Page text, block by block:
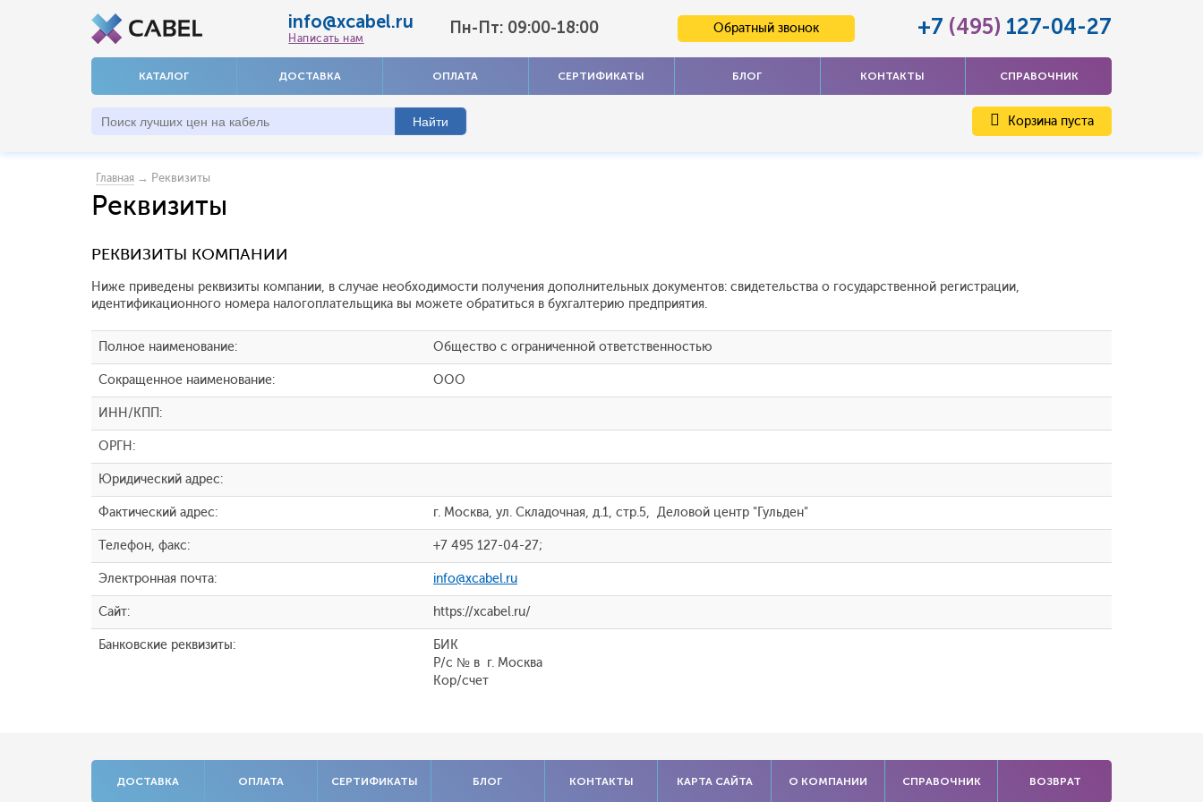
info@xcabel.ru
Написать нам
Пн-Пт: 09:00-18:00 Обратный звонок +7 (495) 127-04-27
КАТАЛОГ ДОСТАВКА ОПЛАТА СЕРТИФИКАТЫ БЛОГ КОНТАКТЫ СПРАВОЧНИК
Корзина пуста
Главная → Реквизиты
Реквизиты
РЕКВИЗИТЫ КОМПАНИИ
Ниже приведены реквизиты компании, в случае необходимости получения дополнительных документов: свидетельства о государственной регистрации,
идентификационного номера налогоплательщика вы можете обратиться в бухгалтерию предприятия.
Полное наименование: Общество с ограниченной ответственностью
Сокращенное наименование: ООО
ИНН/КПП:
ОРГН:
Юридический адрес:
Фактический адрес: г. Москва, ул. Складочная, д.1, стр.5, Деловой центр "Гульден"
Телефон, факс: +7 495 127-04-27;
Электронная почта: info@xcabel.ru
Сайт: https://xcabel.ru/
Банковские реквизиты:
БИК
Р/с № в г. Москва
Кор/счет
ДОСТАВКА ОПЛАТА СЕРТИФИКАТЫ БЛОГ КОНТАКТЫ КАРТА САЙТА О КОМПАНИИ СПРАВОЧНИК ВОЗВРАТ